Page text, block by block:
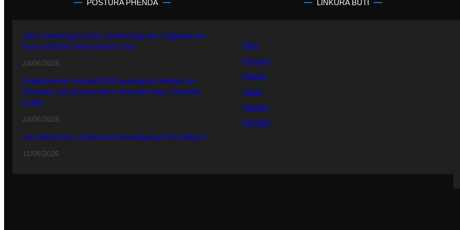
POSTURA PHENDA
Adive hramingyola thay manifestingyola e Egiptasyune
Komunitetesko Memorialuno Dive
24/06/2026
Multikulturuno Festivali 2026 putergyola ofisialno ani
Prishtina, kote promovinla o diversiteti thay o khetane
jivdipe
24/06/2026
So mothavena o ji akanutne Alosaripyenge Rezultatya?
11/06/2026
LINKURA BUTI
Kher
Emisiye
Kultura
Sporti
Sastipe
Kontakti